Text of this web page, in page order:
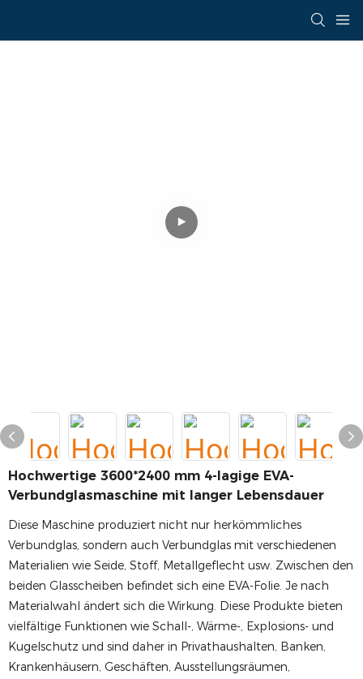
Hochwertige 3600*2400 mm 4-lagige EVA-
Verbundglasmaschine mit langer Lebensdauer
Diese Maschine produziert nicht nur herkömmliches
Verbundglas, sondern auch Verbundglas mit verschiedenen
Materialien wie Seide, Stoff, Metallgeflecht usw. Zwischen den
beiden Glasscheiben befindet sich eine EVA-Folie. Je nach
Materialwahl ändert sich die Wirkung. Diese Produkte bieten
vielfältige Funktionen wie Schall-, Wärme-, Explosions- und
Kugelschutz und sind daher in Privathaushalten, Banken,
Krankenhäusern, Geschäften, Ausstellungsräumen,